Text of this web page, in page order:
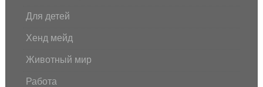
Для детей
Хенд мейд
Животный мир
Работа